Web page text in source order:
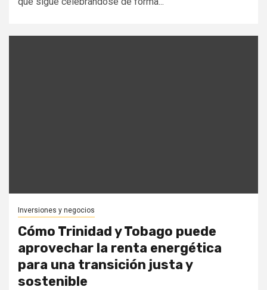
Inversiones y negocios
Cómo Trinidad y Tobago puede
aprovechar la renta energética
para una transición justa y
sostenible